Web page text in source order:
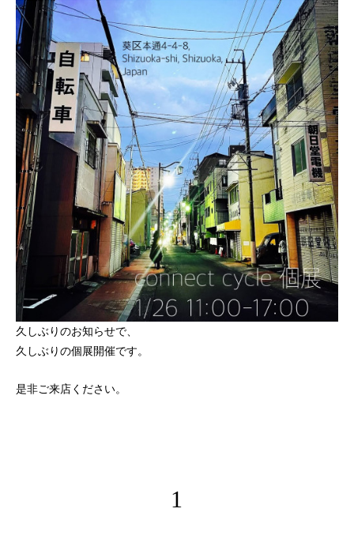
久しぶりのお知らせで、
久しぶりの個展開催です。
是非ご来店ください。
1